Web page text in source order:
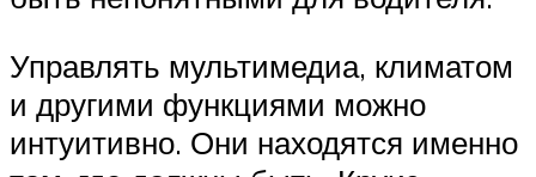
Управлять мультимедиа, климатом
и другими функциями можно
интуитивно. Они находятся именно